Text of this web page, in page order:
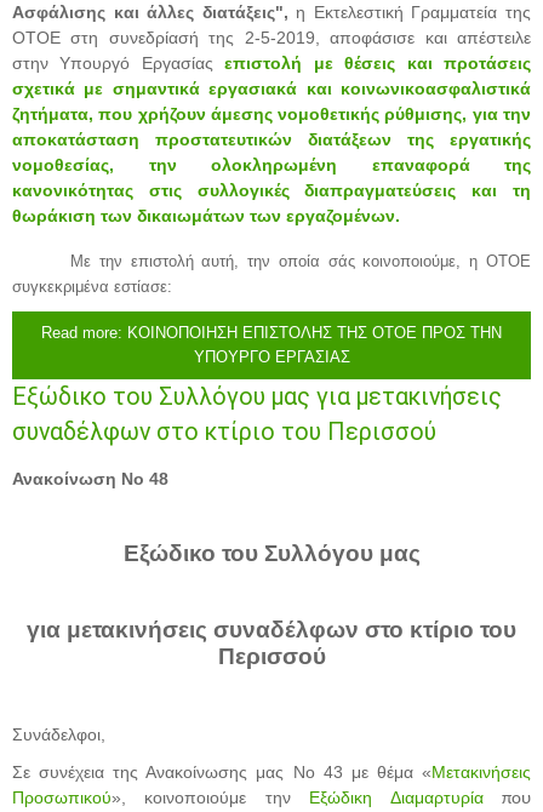
Ασφάλισης και άλλες διατάξεις",η Εκτελεστική Γραμματεία της
ΟΤΟΕ στη συνεδρίασή της 2-5-2019, αποφάσισε και απέστειλε
στην Υπουργό Εργασίαςεπιστολή μεθέσεις και προτάσεις
σχετικά με σημαντικά εργασιακά και κοινωνικοασφαλιστικά
ζητήματα, που χρήζουν άμεσης νομοθετικής ρύθμισης, για την
αποκατάσταση προστατευτικών διατάξεων της εργατικής
νομοθεσίας, την ολοκληρωμένη επαναφορά της
κανονικότητας στις συλλογικές διαπραγματεύσεις και τη
θωράκιση των δικαιωμάτων των εργαζομένων.
Με την επιστολή αυτή, την οποία σάς κοινοποιούμε, η ΟΤΟΕ
συγκεκριμένα εστίασε:
Read more: ΚΟΙΝΟΠΟΙΗΣΗ ΕΠΙΣΤΟΛΗΣ ΤΗΣ ΟΤΟΕ ΠΡΟΣ ΤΗΝ
ΥΠΟΥΡΓΟ ΕΡΓΑΣΙΑΣ
Εξώδικο του Συλλόγου μας για μετακινήσεις
συναδέλφων στο κτίριο του Περισσού
Ανακοίνωση Νο 48
Εξώδικο του Συλλόγου μας
για μετακινήσεις συναδέλφων στο κτίριο του
Περισσού
Συνάδελφοι,
Σε συνέχεια της Ανακοίνωσης μας Νο 43 με θέμα «Μετακινήσεις
Προσωπικού», κοινοποιούμε την Εξώδικη Διαμαρτυρία
που